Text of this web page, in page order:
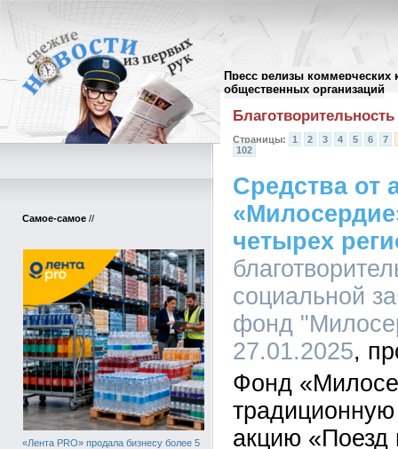
Пресс релизы коммерческих
общественных организаций
Самое-самое //
«Лента PRO» продала бизнесу более 5
Архив пресс-релизов//
Благотворительность
Страницы: 1 2 3 4 5 6
7
102
Средства от
четырех
социальной
фонд
27.01.2025
Фонд
традиционную
акцию